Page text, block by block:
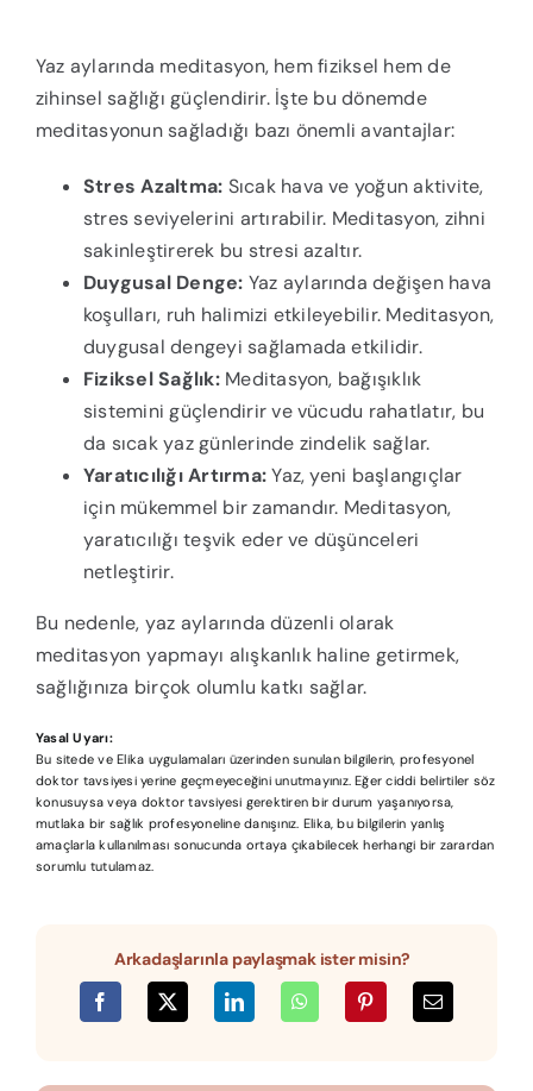
Yaz aylarında meditasyon, hem fiziksel hem de
zihinsel sağlığı güçlendirir. İşte bu dönemde
meditasyonun sağladığı bazı önemli avantajlar:
Stres Azaltma: Sıcak hava ve yoğun aktivite,
stres seviyelerini artırabilir. Meditasyon, zihni
sakinleştirerek bu stresi azaltır.
Duygusal Denge: Yaz aylarında değişen hava
koşulları, ruh halimizi etkileyebilir. Meditasyon,
duygusal dengeyi sağlamada etkilidir.
Fiziksel Sağlık:Meditasyon, bağışıklık
sistemini güçlendirir ve vücudu rahatlatır, bu
da sıcak yaz günlerinde zindelik sağlar.
Yaratıcılığı Artırma:Yaz, yeni başlangıçlar
için mükemmel bir zamandır. Meditasyon,
yaratıcılığı teşvik eder ve düşünceleri
netleştirir.
Bu nedenle, yaz aylarında düzenli olarak
meditasyon yapmayı alışkanlık haline getirmek,
sağlığınıza birçok olumlu katkı sağlar.
Yasal Uyarı:
Bu sitede ve Elika uygulamaları üzerinden sunulan bilgilerin, profesyonel
doktor tavsiyesi yerine geçmeyeceğini unutmayınız. Eğer ciddi belirtiler söz
konusuysa veya doktor tavsiyesi gerektiren bir durum yaşanıyorsa,
mutlaka bir sağlık profesyoneline danışınız. Elika, bu bilgilerin yanlış
amaçlarla kullanılması sonucunda ortaya çıkabilecek herhangi bir zarardan
sorumlu tutulamaz.
Arkadaşlarınla paylaşmak ister misin?